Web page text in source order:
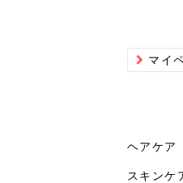
マイ
ヘアケア
スキンケ